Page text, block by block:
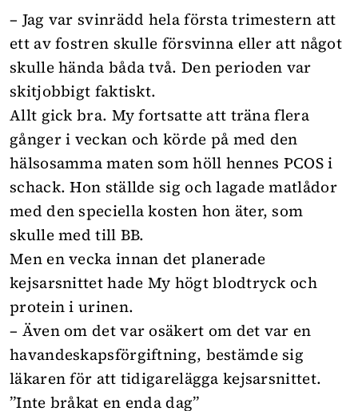
– Jag var svinrädd hela första trimestern att
ett av fostren skulle försvinna eller att något
skulle hända båda två. Den perioden var
skitjobbigt faktiskt.
Allt gick bra. My fortsatte att träna flera
gånger i veckan och körde på med den
hälsosamma maten som höll hennes PCOS i
schack. Hon ställde sig och lagade matlådor
med den speciella kosten hon äter, som
skulle med till BB.
Men en vecka innan det planerade
kejsarsnittet hade My högt blodtryck och
protein i urinen.
– Även om det var osäkert om det var en
havandeskapsförgiftning, bestämde sig
läkaren för att tidigarelägga kejsarsnittet.
”Inte bråkat en enda dag”